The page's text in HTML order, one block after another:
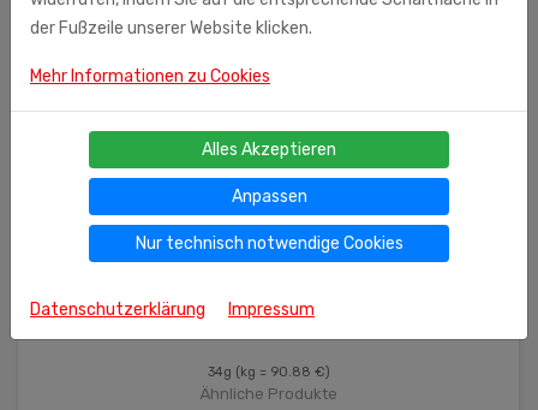
34g (kg = 90.88 €)
Ähnliche Produkte
der Fußzeile unserer Website klicken.
Mehr Informationen zu Cookies
Alles Akzeptieren
Anpassen
Nur technisch notwendige Cookies
Datenschutzerklärung Impressum